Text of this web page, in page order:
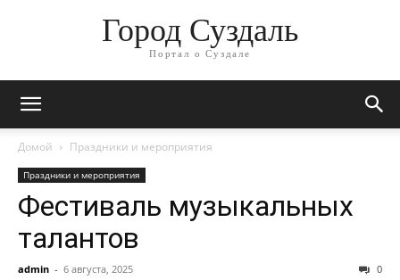
Город Суздаль
Портал о Суздале
Домой Праздники и мероприятия
Праздники и мероприятия
Фестиваль музыкальных
талантов
admin - 6 августа, 2025 0